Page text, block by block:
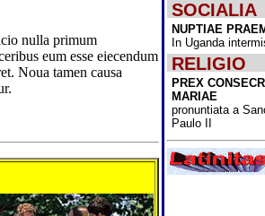
nulla primum
eum esse eiecendum
Noua tamen causa
esse coeperunt,
cum de
institutionibus
Acta diurna
News"
consilium,
Bactrianarum
accessus ad
"usque ad
intermittetur.
Ipse partis
SOCIALIA
NUPTIAE
In Uganda
RELIGIO
PREX
MARIAE
pronuntiata a
Paulo II